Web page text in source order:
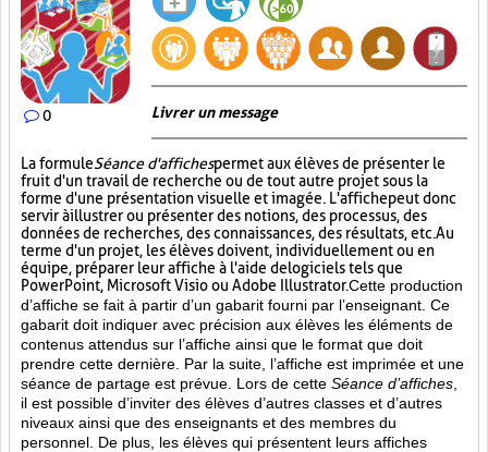
0 Livrer un message
La formuleSéance d'affichespermet aux élèves de présenter le
fruit d'un travail de recherche ou de tout autre projet sous la
forme d'une présentation visuelle et imagée. L'affichepeut donc
servir à illustrer ou présenter des notions, des processus, des
données de recherches, des connaissances, des résultats, etc. Au
terme d'un projet, les élèves doivent, individuellement ou en
équipe, préparer leur affiche à l'aide de logiciels tels que
PowerPoint, Microsoft Visio ou Adobe Illustrator.Cette production
d’affiche se fait à partir d’un gabarit fourni par l’enseignant. Ce
gabarit doit indiquer avec précision aux élèves les éléments de
contenus attendus sur l’affiche ainsi que le format que doit
prendre cette dernière. Par la suite, l’affiche est imprimée et une
séance de partage est prévue. Lors de cette Séance d’affiches
il est possible d’inviter des élèves d’autres classes et d’autres
niveaux ainsi que des enseignants et des membres du
personnel. De plus, les élèves qui présentent leurs affiches